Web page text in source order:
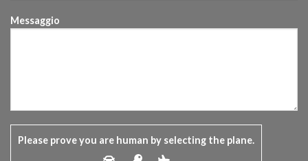
Messaggio
Please prove you are human by selecting the plane.